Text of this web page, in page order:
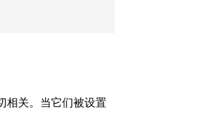
相关。当它们被设置